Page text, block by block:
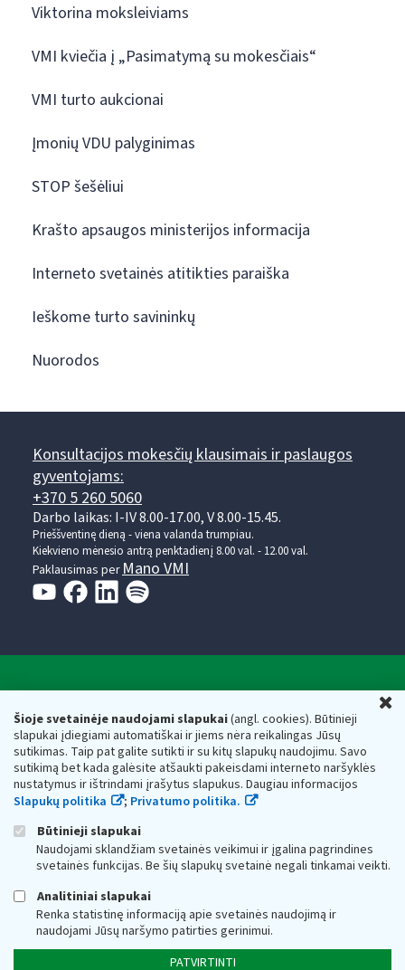
Šioje svetainėje naudojami slapukai(angl. cookies). Būtinieji
slapukai įdiegiami automatiškai ir jiems nėra reikalingas Jūsų
sutikimas. Taip pat galite sutikti ir su kitų slapukų naudojimu. Savo
sutikimą bet kada galėsite atšaukti pakeisdami interneto naršyklės
nustatymus ir ištrindami įrašytus slapukus. Daugiau informacijos
Slapukų politika
; Privatumo politika.
Būtinieji slapukai
Naudojami sklandžiam svetainės veikimui ir įgalina pagrindines
svetainės funkcijas. Be šių slapukų svetainė negali tinkamai veikti.
Analitiniai slapukai
Renka statistinę informaciją apie svetainės naudojimą ir
naudojami Jūsų naršymo patirties gerinimui.
PATVIRTINTI
Viktorina moksleiviams
VMI kviečia į „Pasimatymą su mokesčiais“
VMI turto aukcionai
Įmonių VDU palyginimas
STOP šešėliui
Krašto apsaugos ministerijos informacija
Interneto svetainės atitikties paraiška
Ieškome turto savininkų
Nuorodos
Konsultacijos mokesčių klausimais ir paslaugos
gyventojams:
+370 5 260 5060
Darbo laikas: I-IV 8.00-17.00, V 8.00-15.45.
Prieššventinę dieną - viena valanda trumpiau.
Kiekvieno mėnesio antrą penktadienį 8.00 val. - 12.00 val.
Paklausimas per Mano VMI
Respublikos finansų ministerijos
Biudžetinė įstaiga. Juridinio asmens kodas — 188659752,
adresas: Vasario 16-osios g. 14, 01107 Vilnius, Lietuva, el.paštas:
vmi@vmi.lt, E. pristatymo dėžutės adresas 188659752
Duomenys apie Valstybinę mokesčių inspekciją prie Lietuvos
Respublikos finansų ministerijos kaupiami ir saugomi Juridinių